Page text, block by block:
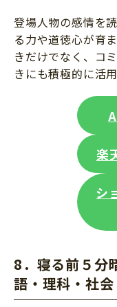
登場人物の感情を
る力や道徳心が育
きだけでなく、コ
きにも積極的に活
楽
シ
8． 寝る前５分
語・理科・社会